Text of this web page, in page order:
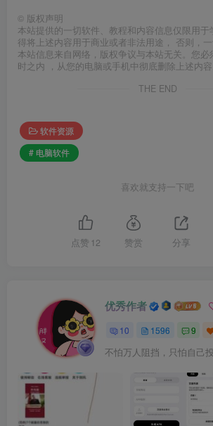
© 版权声明
本站提供的一切软件、教程和内容信息仅限用
得将上述内容用于商业或者非法用途， 否则，一
本站信息来自网络，版权争议与本站无关。您
时之内 ，从您的电脑或手机中彻底删除上述内容
THE END
软件资源
# 电脑软件
喜欢就支持一下吧
点赞 12 赞赏 分享
优秀作者
10 1596 9
不怕万人阻挡，只怕自己